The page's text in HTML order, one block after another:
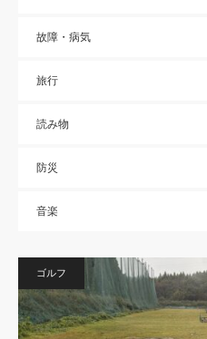
故障・病気
旅行
読み物
防災
音楽
ゴルフ